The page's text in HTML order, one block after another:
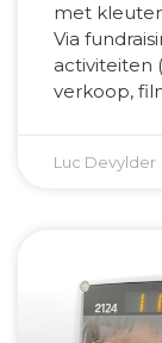
met
Via
activiteiten
verkoop,
Luc Devylder